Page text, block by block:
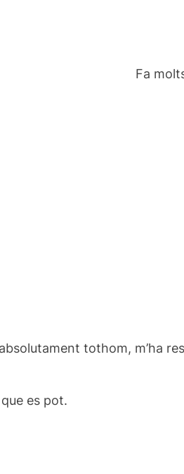
Fa
tothom, m’ha
es pot.